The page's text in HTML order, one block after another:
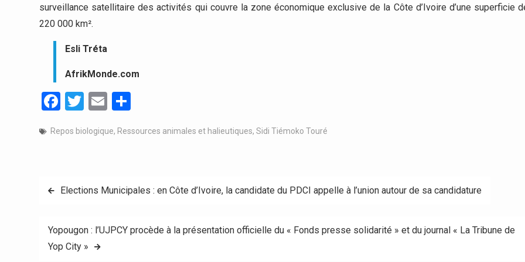
surveillance satellitaire des activités qui couvre la zone économique exclusive de la Côte d’Ivoire d’une superficie
220 000 km².
Esli Tréta
AfrikMonde.com
Facebook
Twitter
Email
Repos biologique, Ressources animales et halieutiques, Sidi Tiémoko Touré
Navigation
l’article
Elections Municipales : en Côte d’Ivoire, la candidate du PDCI appelle à l’union autour de sa candidature
Yopougon : l’UJPCY procède à la présentation officielle du « Fonds presse solidarité » et du journal « La Tribune de
Yop City »